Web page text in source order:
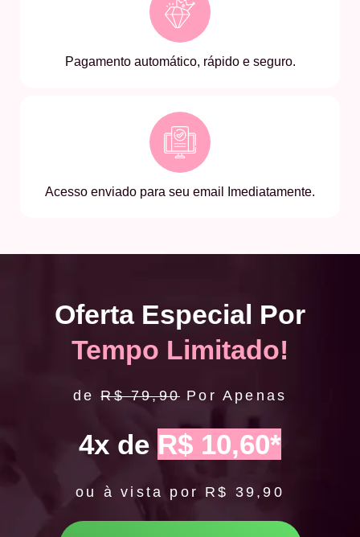
Pagamento automático, rápido e seguro.
Acesso enviado para seu email Imediatamente.
Oferta Especial Por
Tempo Limitado!
deR$ 79,90 Por Apenas
4x de R$ 10,60*
ou à vista por R$ 39,90